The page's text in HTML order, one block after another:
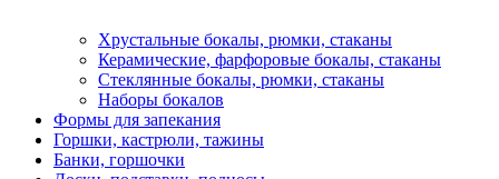
Хрустальные бокалы, рюмки, стаканы
Керамические, фарфоровые бокалы, стаканы
Стеклянные бокалы, рюмки, стаканы
Наборы бокалов
Формы для запекания
Горшки, кастрюли, тажины
Банки, горшочки